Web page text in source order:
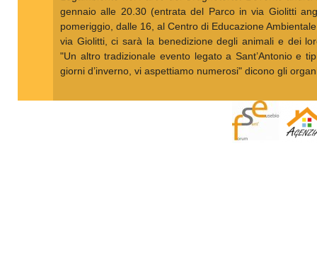
gennaio alle 20.30 (entrata del Parco in via Giolitti
pomeriggio, dalle 16, al Centro di Educazione
via Giolitti, ci sarà la benedizione degli animali e dei
"Un altro tradizionale evento legato a Sant’Antonio e
giorni d’inverno, vi aspettiamo numerosi" dicono gli